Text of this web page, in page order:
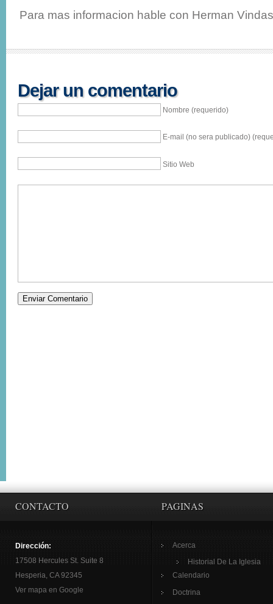
Para mas informacion hable con Herman
Dejar un comentario
Nombre (requerido)
E-mail (no sera publicado)
Sitio Web
CONTACTO
Dirección:
17508 Hercules St. Suite 8
Hesperia, CA 92345
Ver mapa en Google
PAGINAS
Acerca
Historial De La Iglesia
Calendario
Doctrina